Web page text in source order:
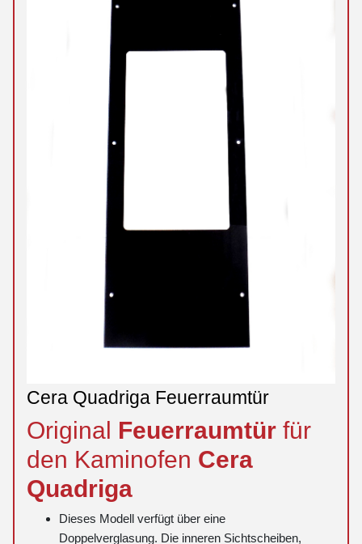
Cera Quadriga Feuerraumtür
Original Feuerraumtür für
den Kaminofen Cera
Quadriga
Dieses Modell verfügt über eine
Doppelverglasung. Die inneren Sichtscheiben,